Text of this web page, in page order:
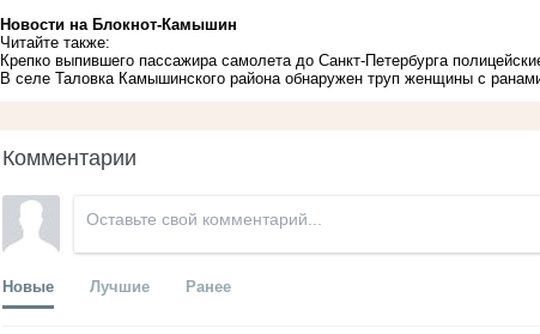
Новости на Блoкнoт-Камышин
Читайте также:
Крепко выпившего пассажира самолета до Санкт-Петербурга
В селе Таловка Камышинского района обнаружен труп женщины с
Комментарии
Новые Лучшие Ранее